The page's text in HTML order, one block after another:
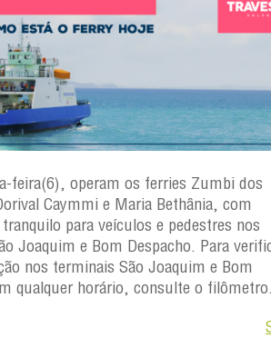
feira(6), operam os ferries Zumbi dos
Caymmi e Maria Bethânia, com
para veículos e pedestres nos
Joaquim e Bom Despacho. Para
nos terminais São Joaquim e Bom
qualquer horário, consulte o